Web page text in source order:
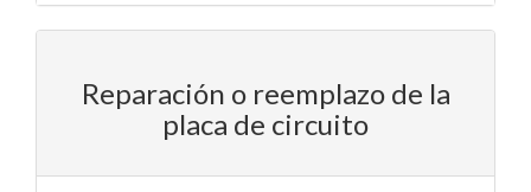
Reparación o reemplazo de la
placa de circuito